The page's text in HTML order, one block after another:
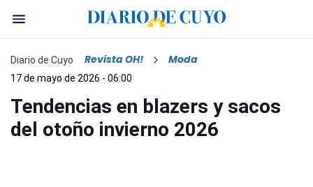
Diario de Cuyo Revista OH! Moda
17 de mayo de 2026 - 06:00
Tendencias en blazers y sacos
del otoño invierno 2026